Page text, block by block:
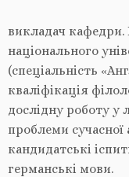
викладач
національного
(спеціальність
кваліфікація
дослідну роботу у
проблеми сучасної
кандидатські
германські мови.